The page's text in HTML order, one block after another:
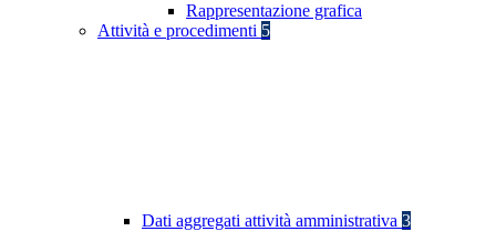
Rappresentazione grafica
Attività e procedimenti 5
Dati aggregati attività amministrativa 3